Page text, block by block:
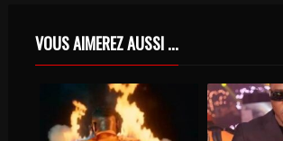
VOUS AIMEREZ AUSSI ...